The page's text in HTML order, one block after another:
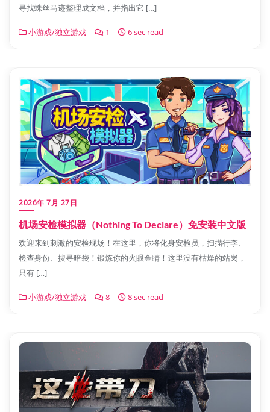
寻找蛛丝马迹整理成文档，并指出它 […]
小游戏/独立游戏 1 6 sec read
2026年 7月 27日
机场安检模拟器（Nothing To Declare）免安装中文版
欢迎来到刺激的安检现场！在这里，你将化身安检员，扫描行李、
检查身份、搜寻暗袋！锻炼你的火眼金睛！这里没有枯燥的站岗，
只有 […]
小游戏/独立游戏 8 8 sec read